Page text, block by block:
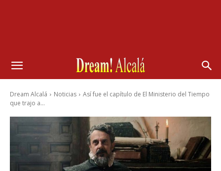
Dream Alcalá Noticias
Así fue el capítulo de El Ministerio del Tiempo
que trajo a...